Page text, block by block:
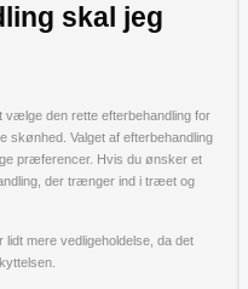
skal jeg
vælge den rette efterbehandling for
skønhed. Valget af efterbehandling
præferencer. Hvis du ønsker et
der trænger ind i træet og
mere vedligeholdelse, da det